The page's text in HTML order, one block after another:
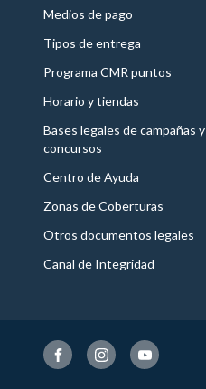
Medios de pago
Tipos de entrega
Programa CMR puntos
Horario y tiendas
Bases legales de campañas y
concursos
Centro de Ayuda
Zonas de Coberturas
Otros documentos legales
Canal de Integridad